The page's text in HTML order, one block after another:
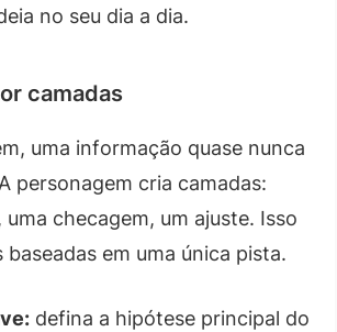
no seu dia a dia.
camadas
uma informação quase nunca
personagem cria camadas:
uma checagem, um ajuste. Isso
baseadas em uma única pista.
defina a hipótese principal do